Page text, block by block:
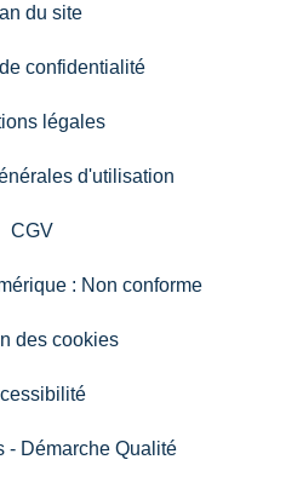
du site
confidentialité
légales
d'utilisation
CGV
: Non conforme
des cookies
- Démarche Qualité